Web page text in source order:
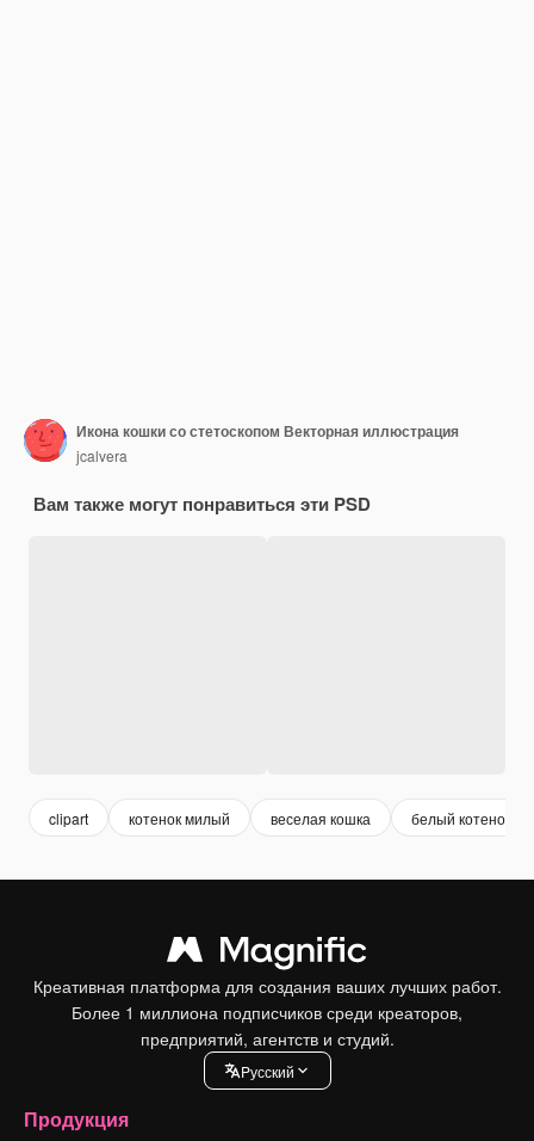
Икона кошки со стетоскопом Векторная иллюстрация
jcalvera
Вам также могут понравиться эти PSD
clipart котенок милый веселая кошка белый котенок
Креативная платформа для создания ваших лучших работ.
Более 1 миллиона подписчиков среди креаторов,
предприятий, агентств и студий.
Pусский
Продукция